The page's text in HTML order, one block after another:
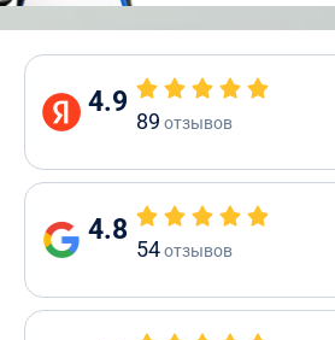
4.9
89 отзывов
4.8
54отзывов